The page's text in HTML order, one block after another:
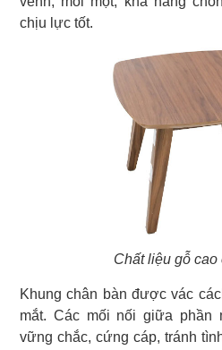
chịu lực tốt.
Chất liệu gỗ cao
Khung chân bàn được vác
mắt. Các mối nối giữa phần
vững chắc, cứng cáp, tránh